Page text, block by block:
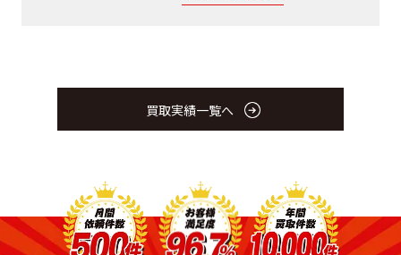
買取実績一覧へ